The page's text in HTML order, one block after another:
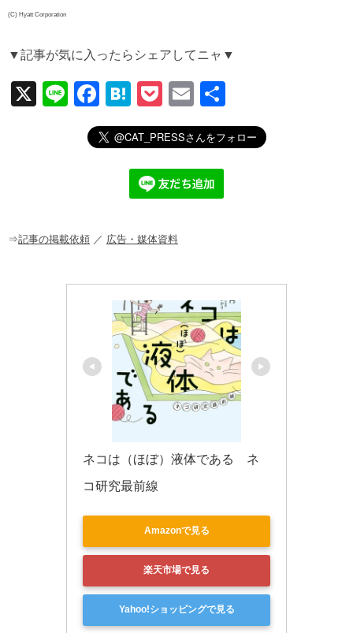
(C) Hyatt Corporation
▼記事が気に入ったらシェアしてニャ▼
X
Li
F
a
c
o
H
at
e
n
a
P
o
ck
et
E
m
ail
有
⇒記事の掲載依頼 ／ 広告・媒体資料
ネコは（ほぼ）液体である　ネ
コ研究最前線
Amazonで見る
楽天市場で見る
Yahoo!ショッピングで見る